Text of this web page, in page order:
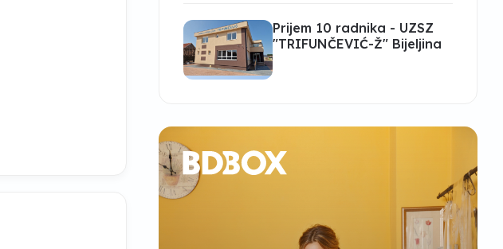
Prijem 10 radnika - UZSZ
"TRIFUNČEVIĆ-Ž" Bijeljina